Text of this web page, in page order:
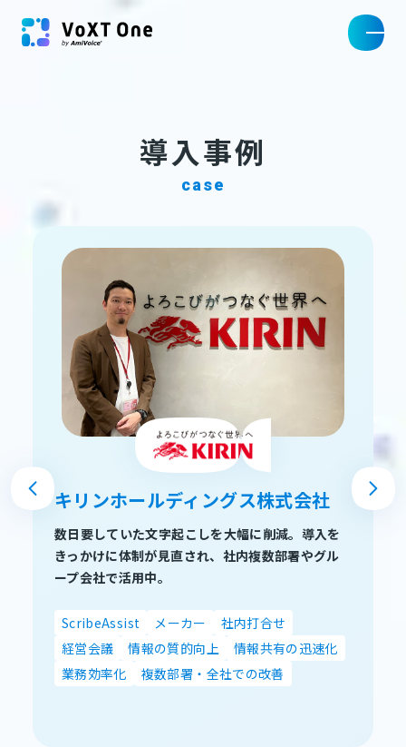
導入事例
case
キリンホールディングス株式会社
数日要していた文字起こしを大幅に削減。導入を
きっかけに体制が見直され、社内複数部署やグル
ープ会社で活用中。
ScribeAssist メーカー
社内打合せ
経営会議
情報の質的向上
情報共有の迅速化
業務効率化
複数部署・全社での改善